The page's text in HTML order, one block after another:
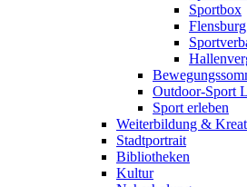
Sportbox
Outdoor-Sport
Sport erleben
Weiterbildung &
Stadtportrait
Bibliotheken
Kultur